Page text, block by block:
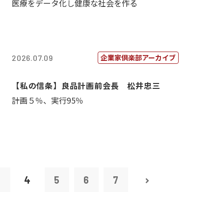
医療をデータ化し健康な社会を作る
2026.07.09 企業家倶楽部アーカイブ
【私の信条】良品計画前会長 松井忠三
計画５％、実行95％
4 5 6 7